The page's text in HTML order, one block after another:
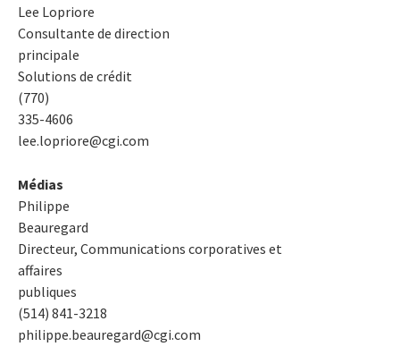
Lee Lopriore
Consultante de direction
principale
Solutions de crédit
(770)
335-4606
lee.lopriore@cgi.com
Médias
Philippe
Beauregard
Directeur, Communications corporatives et
affaires
publiques
(514) 841-3218
philippe.beauregard@cgi.com